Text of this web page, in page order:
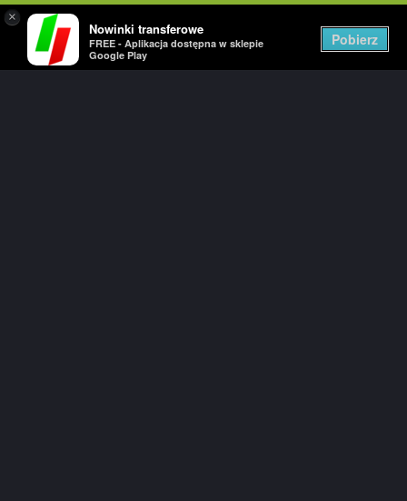
×
Nowinki transferowe
FREE - Aplikacja dostępna w sklepie
Google Play
Pobierz